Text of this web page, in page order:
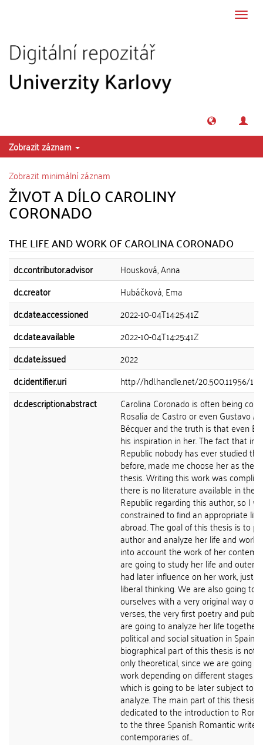
Zobrazit záznam
Zobrazit minimální záznam
ŽIVOT A DÍLO CAROLINY
CORONADO
THE LIFE AND WORK OF CAROLINA CORONADO
dc.contributor.advisor
Housková, Anna
dc.creator
Hubáčková, Ema
dc.date.accessioned
2022-10-04T14:25:41Z
dc.date.available
2022-10-04T14:25:41Z
dc.date.issued
2022
dc.identifier.uri
http://hdl.handle.net/20.500.11956/
dc.description.abstract
Carolina Coronado is often being
Rosalía de Castro or even Gustavo
Bécquer and the truth is that even
his inspiration in her. The fact that in
Republic nobody has ever studied
before, made me choose her as the
thesis. Writing this work was
there is no literature available in the
Republic regarding this author, so I
constrained to find an appropriate
abroad. The goal of this thesis is to
author and analyze her life and work
into account the work of her
are going to study her life and outer
had later influence on her work, just
liberal thinking. We are also going to
ourselves with a very original way of
verses, the very first poetry and
are going to analyze her life
political and social situation in Spain.
biographical part of this thesis is not
only theoretical, since we are going
work depending on different stages
which is going to be later subject to
analyze. The main part of this thesis
dedicated to the introduction to
to the three Spanish Romantic
contemporaries of...